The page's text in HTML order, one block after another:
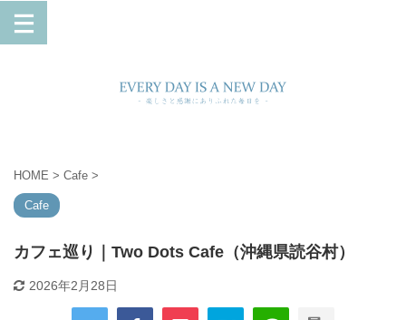
HOME > Cafe >
Cafe
カフェ巡り｜Two Dots Cafe（沖縄県読谷村）
2026年2月28日